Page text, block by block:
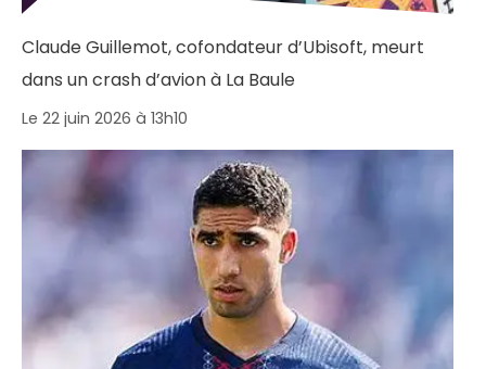
Claude Guillemot, cofondateur d’Ubisoft, meurt
dans un crash d’avion à La Baule
Le 22 juin 2026 à 13h10